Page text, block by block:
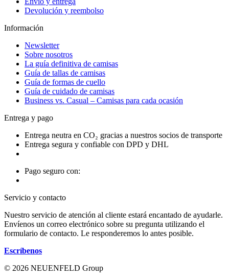
Devolución y reembolso
Información
Newsletter
Sobre nosotros
La guía definitiva de camisas
Guía de tallas de camisas
Guía de formas de cuello
Guía de cuidado de camisas
Business vs. Casual – Camisas para cada ocasión
Entrega y pago
Entrega neutra en CO₂ gracias a nuestros socios de transporte
Entrega segura y confiable con DPD y DHL
Pago seguro con:
Servicio y contacto
Nuestro servicio de atención al cliente estará encantado de ayudarle.
Envíenos un correo electrónico sobre su pregunta utilizando el
formulario de contacto. Le responderemos lo antes posible.
Escríbenos
© 2026 NEUENFELD Group